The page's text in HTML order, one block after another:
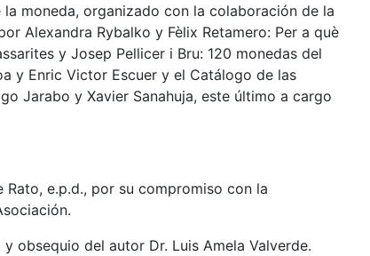
moneda, organizado con la colaboración de la
Alexandra Rybalko y Fèlix Retamero: Per a què
y Josep Pellicer i Bru: 120 monedas del
y Enric Victor Escuer y el Catálogo de las
Jarabo y Xavier Sanahuja, este último a cargo
e.p.d., por su compromiso con la
obsequio del autor Dr. Luis Amela Valverde.